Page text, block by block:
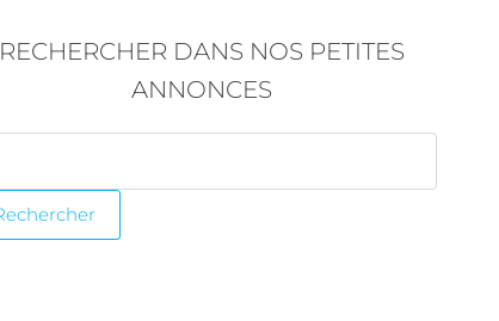
RECHERCHER DANS NOS PETITES
ANNONCES